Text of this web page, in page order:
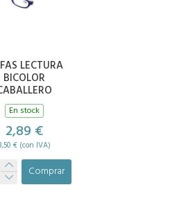
LECTURA
BICOLOR
En stock
2,89 €
€ (con IVA)
Comprar